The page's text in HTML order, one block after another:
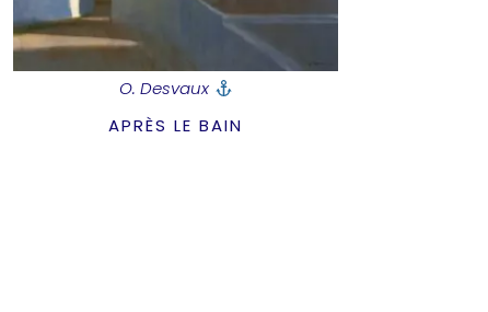
O. Desvaux
APRÈS LE BAIN